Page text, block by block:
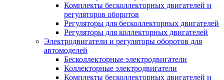
Комплекты бесколлекторных двигателей и
регуляторов оборотов
Регуляторы для бесколлекторных двигателей
Регуляторы для коллекторных двигателей
Электродвигатели и регуляторы оборотов для
автомоделей
Бесколлекторные электродвигатели
Коллекторные электродвигатели
Комплекты бесколлекторных двигателей и